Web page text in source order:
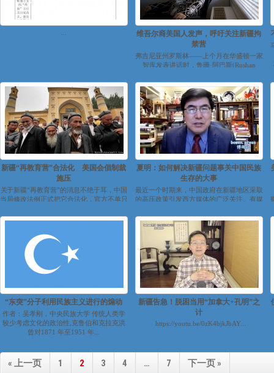
维吾尔裔美国人发声，呼吁关注新疆拘
禁营
弗吉尼亚州罗斯林——上个月在华盛顿一家
智库发表讲话时，鲁珊·阿巴斯(Rushan
新疆“再教育营”合法化 美国会倡制裁
施压
关于新疆“再教育营”的消息不绝于耳，中国
当局修改法例正式把它合法化，官方不单只
夏明：如何解决新疆问题事关中国民族
生存的大事
最近一个时期来，中国政府在新疆地区采取
的高压政策引发西方媒体的广泛关注。有媒
“东突”分子利用民族主义进行的煽动
作者：吴孝刚，中央民族大学 传统人类学
较少考虑文化的政治性,克鲁伯和克拉克洪
曾对1871 年至1951 年...
新疆告急！脱困当用“加拿大+孔明”之
计
https://youtu.be/0zK4bjkJbAY...
« 上一页 1 2 3 4 … 7 下一页 »